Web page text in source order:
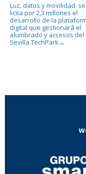
Luz, datos y movilidad: se
licita por 2,3 millones el
desarrollo de la
digital que gestionará el
alumbrado y accesos del
Sevilla TechPark→